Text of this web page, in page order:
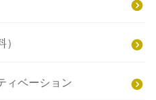
ィベーション